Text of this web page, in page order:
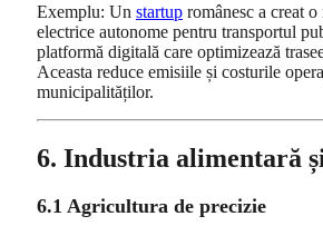
Exemplu: Un startup românesc a creat
electrice autonome pentru transportul
platformă digitală care optimizează
Aceasta reduce emisiile și costurile
municipalităților.
6. Industria alimentară
6.1 Agricultura de precizie